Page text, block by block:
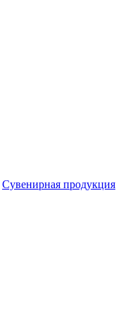
Сувенирная продукция